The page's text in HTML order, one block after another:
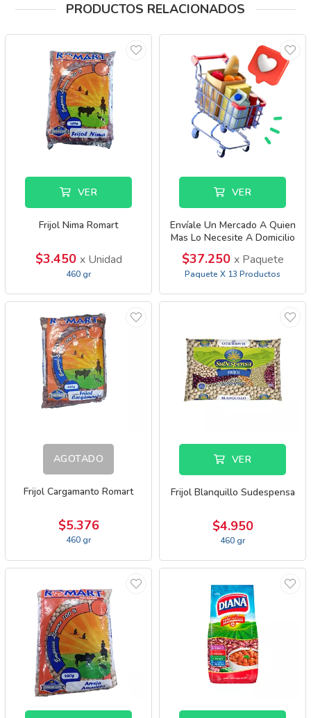
PRODUCTOS RELACIONADOS
VER
Frijol Nima Romart
$3.450 x Unidad
460 gr
VER
Envíale Un Mercado A Quien
Mas Lo Necesite A Domicilio
$37.250 x Paquete
Paquete X 13 Productos
AGOTADO
Frijol Cargamanto Romart
$5.376
460 gr
VER
Frijol Blanquillo Sudespensa
$4.950
460 gr